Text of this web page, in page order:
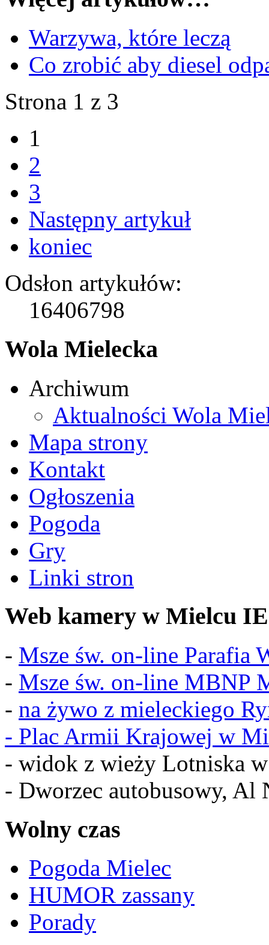
Warzywa, które leczą
Co zrobić aby diesel
Strona 1 z 3
1
2
3
Następny artykuł
koniec
Odsłon artykułów:
16406798
Wola Mielecka
Archiwum
Aktualności Wola
Mapa strony
Kontakt
Ogłoszenia
Pogoda
Gry
Linki stron
Web kamery w Mielcu IE
- Msze św. on-line Parafia
- Msze św. on-line MBNP
- na żywo z mieleckiego
- Plac Armii Krajowej w
- widok z wieży Lotniska
- Dworzec autobusowy, Al
Wolny czas
Pogoda Mielec
HUMOR zassany
Porady